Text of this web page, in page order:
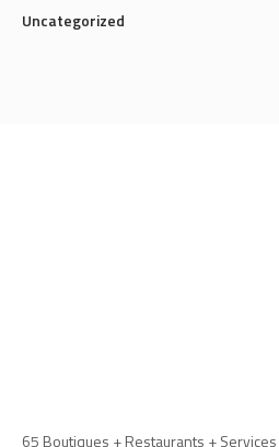
Uncategorized
65 Boutiques + Restaurants + Services